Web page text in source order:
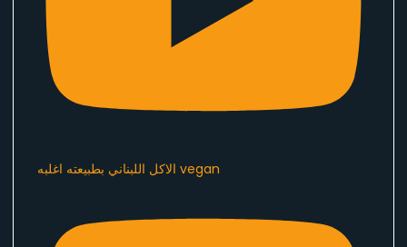
الاكل اللبناني بطبيعته اغلبه vegan